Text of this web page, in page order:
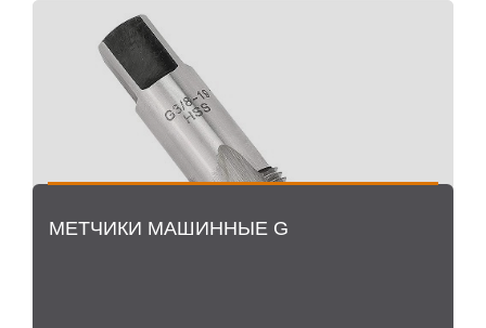
МЕТЧИКИ МАШИННЫЕ G